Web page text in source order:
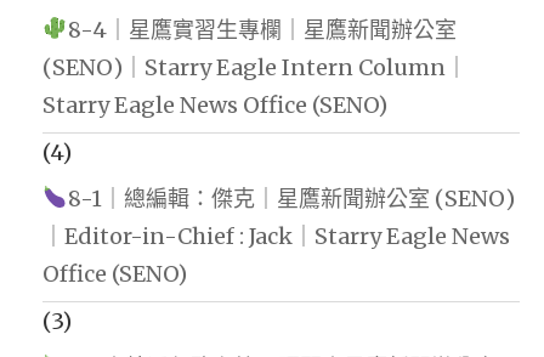
8-4｜星鷹實習生專欄｜星鷹新聞辦公室
(SENO)｜Starry Eagle Intern Column｜
Starry Eagle News Office (SENO)
(4)
8-1｜總編輯：傑克｜星鷹新聞辦公室 (SENO)
｜Editor-in-Chief : Jack｜Starry Eagle News
Office (SENO)
(3)